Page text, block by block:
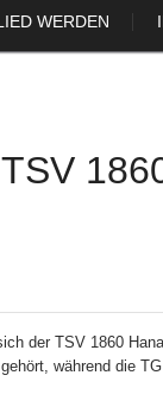
WERDEN
der TSV 1860
während die